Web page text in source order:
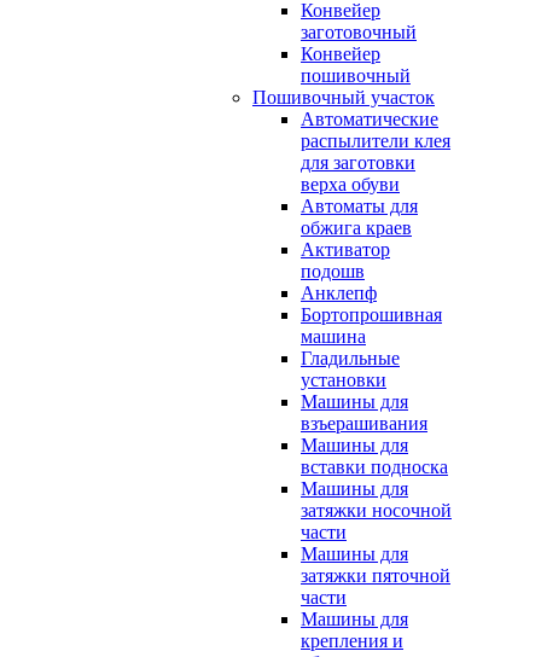
Конвейер
заготовочный
Конвейер
пошивочный
Пошивочный участок
Автоматические
распылители клея
для заготовки
верха обуви
Автоматы для
обжига краев
Активатор
подошв
Анклепф
Бортопрошивная
машина
Гладильные
установки
Машины для
взъерашивания
Машины для
вставки подноска
Машины для
затяжки носочной
части
Машины для
затяжки пяточной
части
Машины для
крепления и